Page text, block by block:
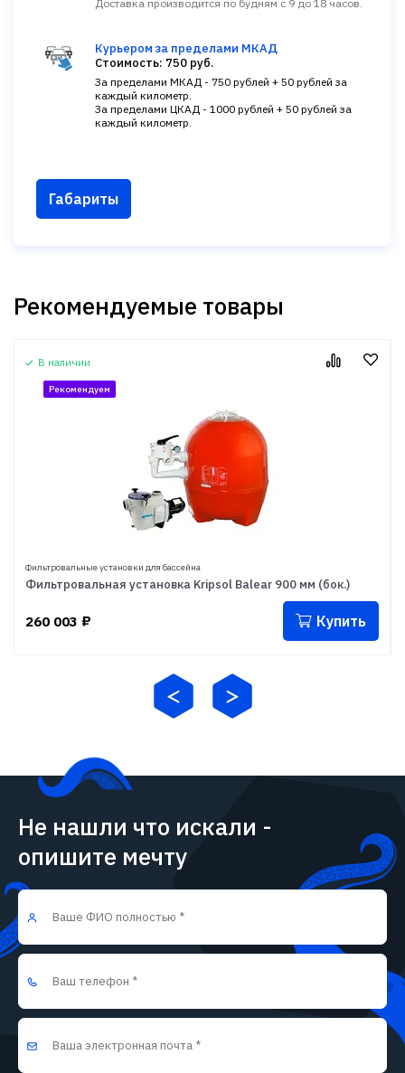
Доставка производится по будням с 9 до 18 часов.
Курьером за пределами МКАД
Стоимость: 750 руб.
За пределами МКАД - 750 рублей + 50 рублей за
каждый километр.
За пределами ЦКАД - 1000 рублей + 50 рублей за
каждый километр.
Габариты
Рекомендуемые товары
В наличии
Рекомендуем
Фильтровальные установки для бассейна
Фильтровальная установка Kripsol Balear 900 мм (бок.)
260 003 ₽ Купить
Не нашли что искали -
опишите мечту